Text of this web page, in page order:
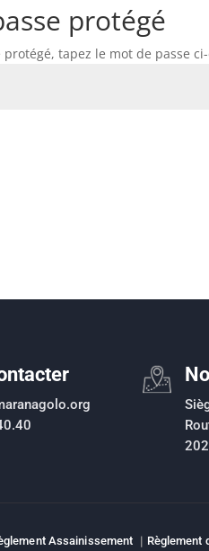
protégé
protégé, tapez le mot de passe
Assainissement | Règlement